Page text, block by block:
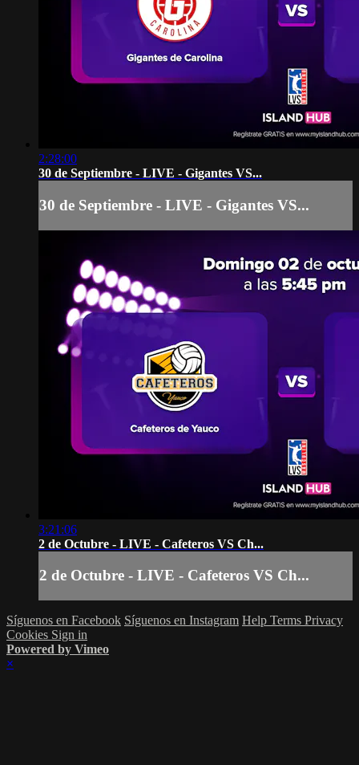
2:28:00
30 de Septiembre - LIVE - Gigantes VS...
30 de Septiembre - LIVE - Gigantes VS...
3:21:06
2 de Octubre - LIVE - Cafeteros VS Ch...
2 de Octubre - LIVE - Cafeteros VS Ch...
Síguenos en Facebook Síguenos en Instagram Help Terms Privacy
Cookies Sign in
Powered by Vimeo
×